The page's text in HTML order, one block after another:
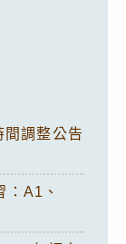
調整公告
A1、